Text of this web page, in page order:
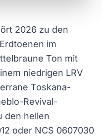
2026 zu den
im
Ton mit
niedrigen LRV
Toskana-
Revival-
den hellen
oder NCS 0607030